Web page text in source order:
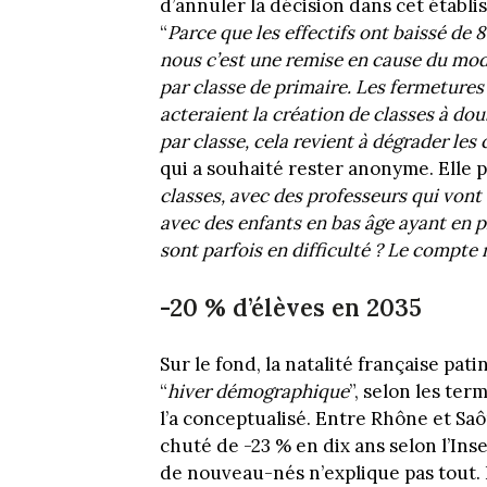
d’annuler la décision dans cet
“Parce que les effectifs ont baissé de
nous c’est une remise en cause du
par classe de primaire. Les
acteraient la création de classes à
par classe, cela revient à dégrader les
qui a souhaité rester anonyme. Elle
classes, avec des professeurs qui
avec des enfants en bas âge ayant
sont parfois en difficulté ? Le compte
-20 % d’élèves en 2035
Sur le fond, la natalité française
“hiver démographique”, selon les
l’a conceptualisé. Entre Rhône et
chuté de -23 % en dix ans selon
de nouveau-nés n’explique pas